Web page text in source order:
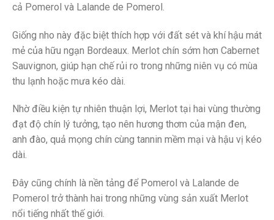
cả Pomerol và Lalande de Pomerol.
Giống nho này đặc biệt thích hợp với đất sét và khí hậu mát
mẻ của hữu ngạn Bordeaux. Merlot chín sớm hơn Cabernet
Sauvignon, giúp hạn chế rủi ro trong những niên vụ có mùa
thu lạnh hoặc mưa kéo dài.
Nhờ điều kiện tự nhiên thuận lợi, Merlot tại hai vùng thường
đạt độ chín lý tưởng, tạo nên hương thơm của mận đen,
anh đào, quả mọng chín cùng tannin mềm mại và hậu vị kéo
dài.
Đây cũng chính là nền tảng để Pomerol và Lalande de
Pomerol trở thành hai trong những vùng sản xuất Merlot
nổi tiếng nhất thế giới.